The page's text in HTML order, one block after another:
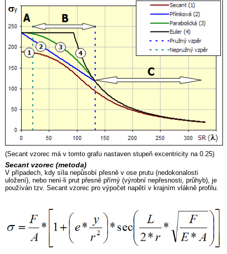
(Secant vzorec má v tomto grafu nastaven stupeň excentricity na 0.25)
Secant vzorec (metoda)
V případech, kdy síla nepůsobí přesně v ose prutu (nedokonalosti
uložení), nebo není-li prut přesně přímý (výrobní nepřesnosti, průhyb), je
používán tzv. Secant vzorec pro výpočet napětí v krajním vlákně profilu.